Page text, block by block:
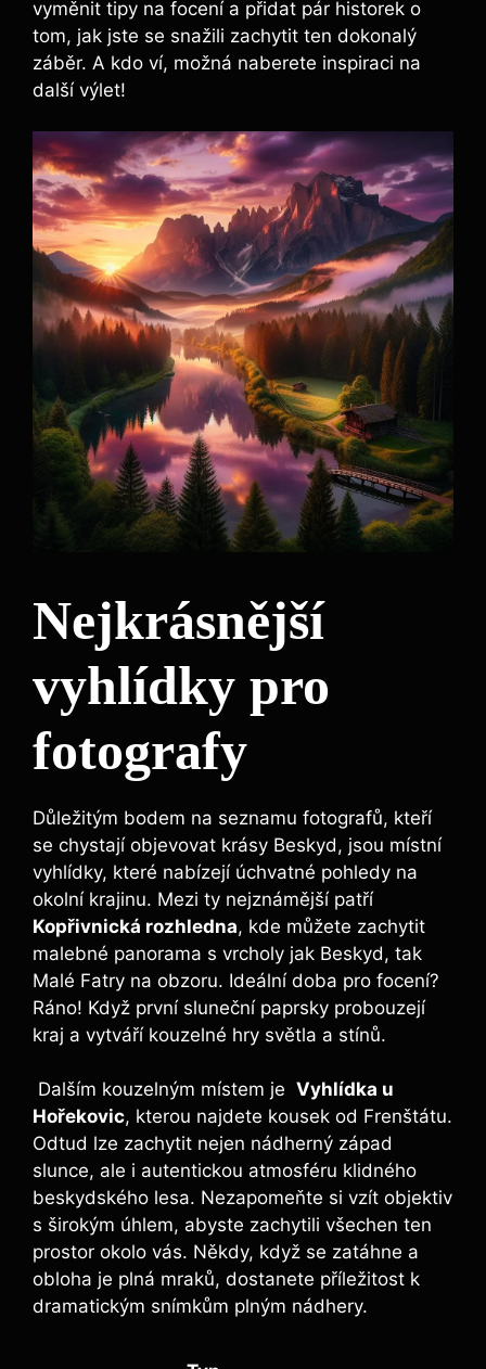
vyměnit tipy na focení a přidat pár historek o
tom,‌ jak⁤ jste se snažili zachytit ten dokonalý
záběr. A kdo ví, možná naberete ⁢inspiraci na
další výlet!
Nejkrásnější
vyhlídky pro
⁢fotografy
Důležitým bodem na seznamu fotografů, kteří
se chystají⁣ objevovat krásy Beskyd, jsou místní
vyhlídky,‍ které nabízejí úchvatné pohledy na
okolní krajinu. Mezi ty nejznámější patří
Kopřivnická rozhledna, kde můžete zachytit
malebné panorama s vrcholy jak Beskyd, tak
Malé Fatry⁣ na obzoru. ⁣Ideální doba pro focení?
Ráno! ‍Když první sluneční paprsky ⁤probouzejí
kraj a vytváří kouzelné hry světla a stínů.
⁢ Dalším kouzelným místem je ⁢ Vyhlídka u
Hořekovic, kterou najdete kousek od Frenštátu.
Odtud‌ lze zachytit nejen nádherný západ‍
slunce, ale i ⁣autentickou atmosféru klidného
beskydského lesa. Nezapomeňte si vzít ‍objektiv
s ⁣širokým úhlem, abyste zachytili všechen⁢ ten
prostor ​okolo vás. Někdy,‌ když se zatáhne a
obloha je plná⁣ mraků, ⁤dostanete příležitost k⁣
dramatickým snímkům ⁣plným nádhery.